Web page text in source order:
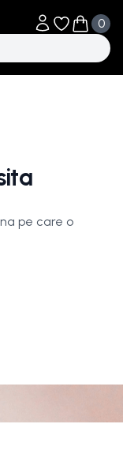
Obiecte în
0
Obiecte
pe care o